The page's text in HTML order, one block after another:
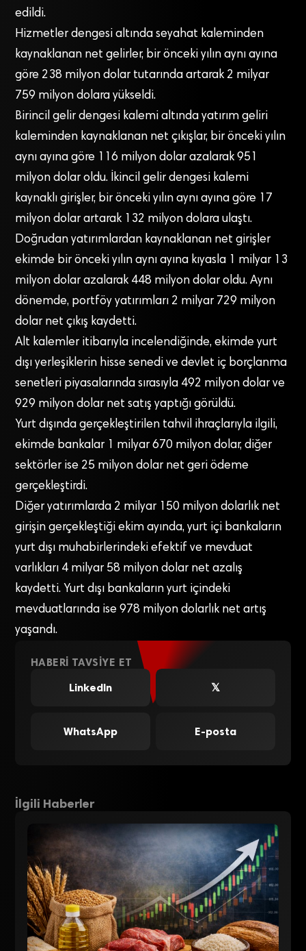
edildi.
Hizmetler dengesi altında seyahat kaleminden
kaynaklanan net gelirler, bir önceki yılın aynı ayına
göre 238 milyon dolar tutarında artarak 2 milyar
759 milyon dolara yükseldi.
Birincil gelir dengesi kalemi altında yatırım geliri
kaleminden kaynaklanan net çıkışlar, bir önceki yılın
aynı ayına göre 116 milyon dolar azalarak 951
milyon dolar oldu. İkincil gelir dengesi kalemi
kaynaklı girişler, bir önceki yılın aynı ayına göre 17
milyon dolar artarak 132 milyon dolara ulaştı.
Doğrudan yatırımlardan kaynaklanan net girişler
ekimde bir önceki yılın aynı ayına kıyasla 1 milyar 13
milyon dolar azalarak 448 milyon dolar oldu. Aynı
dönemde, portföy yatırımları 2 milyar 729 milyon
dolar net çıkış kaydetti.
Alt kalemler itibarıyla incelendiğinde, ekimde yurt
dışı yerleşiklerin hisse senedi ve devlet iç borçlanma
senetleri piyasalarında sırasıyla 492 milyon dolar ve
929 milyon dolar net satış yaptığı görüldü.
Yurt dışında gerçekleştirilen tahvil ihraçlarıyla ilgili,
ekimde bankalar 1 milyar 670 milyon dolar, diğer
sektörler ise 25 milyon dolar net geri ödeme
gerçekleştirdi.
Diğer yatırımlarda 2 milyar 150 milyon dolarlık net
girişin gerçekleştiği ekim ayında, yurt içi bankaların
yurt dışı muhabirlerindeki efektif ve mevduat
varlıkları 4 milyar 58 milyon dolar net azalış
kaydetti. Yurt dışı bankaların yurt içindeki
mevduatlarında ise 978 milyon dolarlık net artış
yaşandı.
HABERI TAVSIYE ET
LinkedIn
𝕏
WhatsApp E-posta
İlgili Haberler